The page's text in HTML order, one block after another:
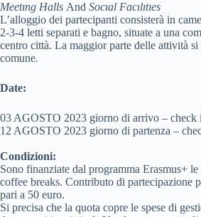
Meetıng Halls And Socıal Facılıtıes
L’alloggio dei partecipanti consisterà in
2-3-4 letti separati e bagno, situate a una
centro città. La maggior parte delle attività si
comune.
Date:
03 AGOSTO 2023 giorno di arrivo – check
12 AGOSTO 2023 giorno di partenza –
Condizioni:
Sono finanziate dal programma Erasmus+
coffee breaks. Contributo di partecipazione
pari a 50 euro.
Si precisa che la quota copre le spese di